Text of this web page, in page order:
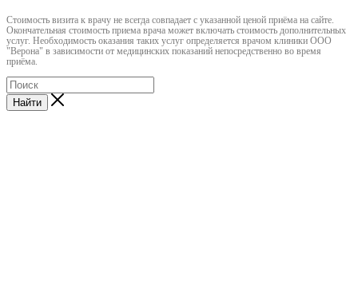
Cтоимость визита к врачу не всегда совпадает с указанной ценой приёма на сайте.
Окончательная стоимость приема врача может включать стоимость дополнительных
услуг. Необходимость оказания таких услуг определяется врачом клиники ООО
"Верона" в зависимости от медицинских показаний непосредственно во время
приёма.
Найти